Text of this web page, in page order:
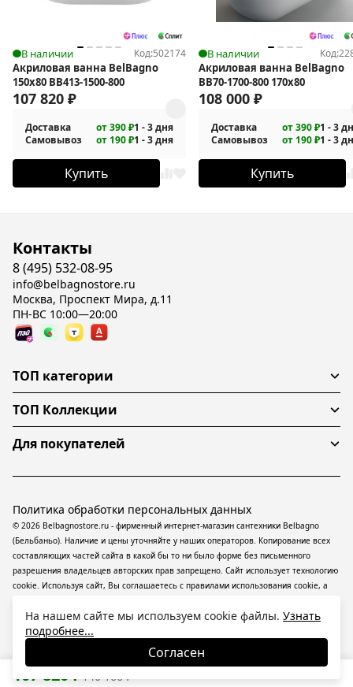
140 166 ₽
107 820 ₽
В наличии Код:502174
Акриловая ванна BelBagno
150x80 BB413-1500-800
107 820 ₽
Доставка от 390 ₽1 - 3 дня
Самовывоз
от 190 ₽1 - 3 дня
Купить
В наличии Код:
Акриловая ванна BelBagno
BB70-1700-800 170х80
108 000 ₽
Доставка от 390 ₽1 - 3
Самовывоз
от 190 ₽1 - 3
Купить
Контакты
8 (495) 532-08-95
info@belbagnostore.ru
Москва, Проспект Мира, д.11
ПН-ВС 10:00—20:00
ТОП категории
ТОП Коллекции
Для покупателей
© 2026 Belbagnostore.ru - фирменный интернет-магазин сантехники Belbagno
(Бельбаньо). Наличие и цены уточняйте у наших операторов. Копирование всех
составляющих частей сайта в какой бы то ни было форме без письменного
разрешения владельцев авторских прав запрещено. Сайт использует технологию
cookie. Используя сайт, Вы соглашаетесь с правилами использования cookie, а
ресурсе применяютсярекомендательные технологии(информационные
технологии предоставления информации на основе сбора, систематизации и
анализа сведений, относящихся к предпочтениям пользователей сети
«Интернет», находящихся на территории Российской Федерации).
Политика обработки персональных данных
На нашем сайте мы используем cookie файлы. Узнать
подробнее...
Согласен